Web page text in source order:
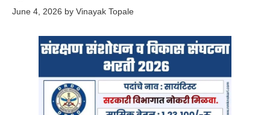
June 4, 2026 by Vinayak Topale